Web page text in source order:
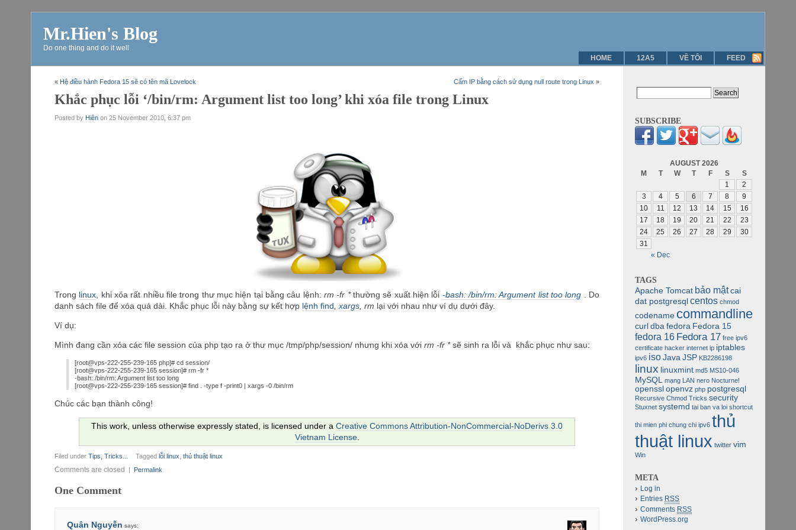
Mr.Hien's Blog
Do one thing and do it well
HOME
12A5 VỀ TÔI FEED
« Hệ điều hành Fedora 15 sẽ có tên mã Lovelock Cấm IP bằng cách sử dụng null route trong Linux »
Khắc phục lỗi ‘/bin/rm: Argument list too long’ khi xóa file trong Linux
Posted by Hiên on 25 November 2010, 6:37 pm
Trong linux , khi xóa rất nhiều file trong thư mục hiện tại bằng câu lệnh:rm -fr *thường sẽ xuất hiện lỗi -bash: /bin/rm: Argument list too long . Do
danh sách file để xóa quá dài. Khắc phục lỗi này bằng sự kết hợp lệnh find xargs , rm lại với nhau như ví dụ dưới đây.
Ví dụ:
Mình đang cần xóa các file session của php tạo ra ở thư mục /tmp/php/session/ nhưng khi xóa với rm -fr *sẽ sinh ra lỗi và khắc phục như sau:
[root@vps-222-255-239-165 php]# cd session/
[root@vps-222-255-239-165 session]# rm -fr *
-bash: /bin/rm: Argument list too long
[root@vps-222-255-239-165 session]# find . -type f -print0 | xargs -0 /bin/rm
Chúc các bạn thành công!
This work, unless otherwise expressly stated, is licensed under a Creative Commons Attribution-NonCommercial-NoDerivs 3.0
Vietnam License.
Filed under Tips, Tricks... Tagged lỗi linux thủ thuật linux
Comments are closed | Permalink
One Comment
Quân Nguyễn says:
SUBSCRIBE
AUGUST 2026
M
T W T F S S
« Dec
1
2
3
4 5 6 7 8
9
10
11 12 13 14 15
16
17
18 19 20 21 22
23
24
25 26 27 28 29
30
31
TAGS
Apache Tomcat bảo mật cai
dat postgresql centos chmod
codename commandline
curl dba fedora Fedora 15
fedora 16 Fedora 17 free ipv6
certificate hacker internet ip iptables
ipv6 iso Java JSP KB2286198
linux linuxmint md5 MS10-046
MySQL mạng LAN nero Nocturne!
openssl openvz php postgresql
Recursive Chmod Tricks security
Stuxnet systemd tai ban va loi shortcut
thi mien phi chung chi ipv6 thủ
thuật linux twitter vim
Win
META
Log in
Entries RSS
Comments RSS
WordPress.org